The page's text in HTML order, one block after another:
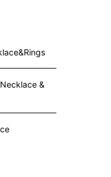
Necklace &